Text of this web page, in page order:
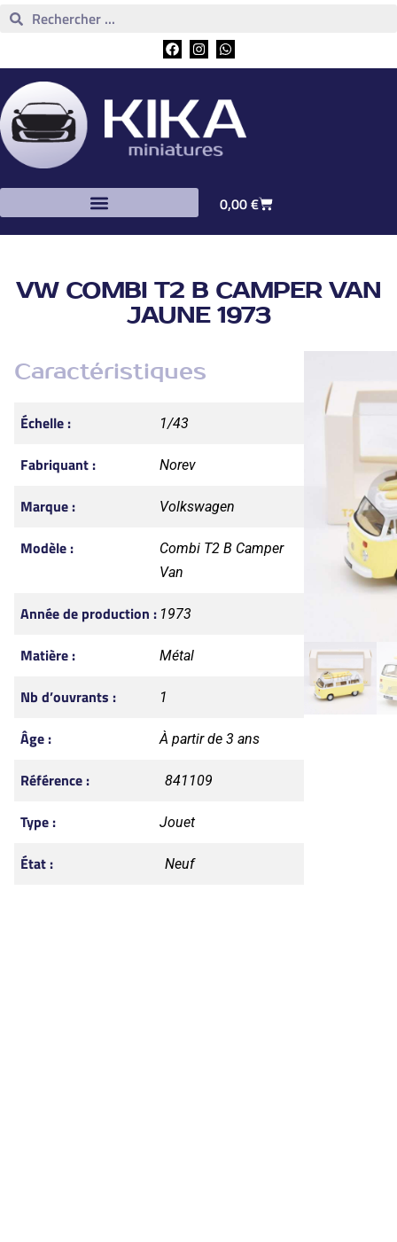
0,00€
VW COMBI T2 B CAMPER VAN
JAUNE 1973
Caractéristiques
Échelle : 1/43
Fabriquant : Norev
Marque : Volkswagen
Modèle :
Combi T2 B Camper
Van
Année de production : 1973
Matière : Métal
Nb d’ouvrants : 1
Âge : À partir de 3 ans
Référence : 841109
Type : Jouet
État : Neuf